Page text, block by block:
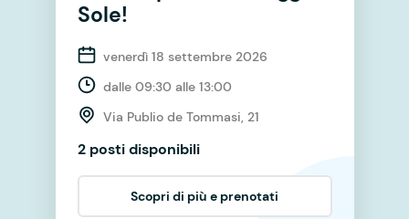
Sole!
venerdì 18 settembre 2026
dalle 09:30 alle 13:00
Via Publio de Tommasi, 21
2 posti disponibili
Scopri di più e prenotati